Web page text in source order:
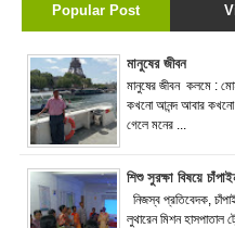
Popular Post
মানুষের জীবন
মানুষের জীবন কলমে :
কখনো আনন্দ আবার কখনো
গেলে মনের ...
শিশু সুরক্ষা বিষয়ে
নিজস্ব প্রতিবেদক,
লুথারেন মিশন হাসপাতাল